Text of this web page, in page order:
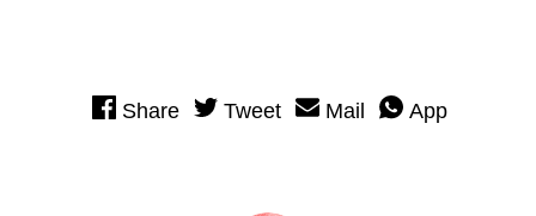
Share Tweet Mail App